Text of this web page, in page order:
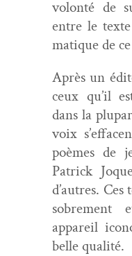
volon­té de
entre le
ma­tique de
Après un
ceux qu’il
dans la
voix
poèmes de
Patrick
d’autres.
sobre­ment
appareil
belle qualité.